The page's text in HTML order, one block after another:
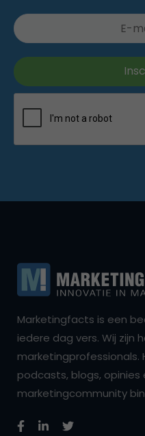
Marketingfacts is een
iedere dag vers. Wij zijn
marketingprofessionals.
podcasts, blogs, opinies
marketingcommunity